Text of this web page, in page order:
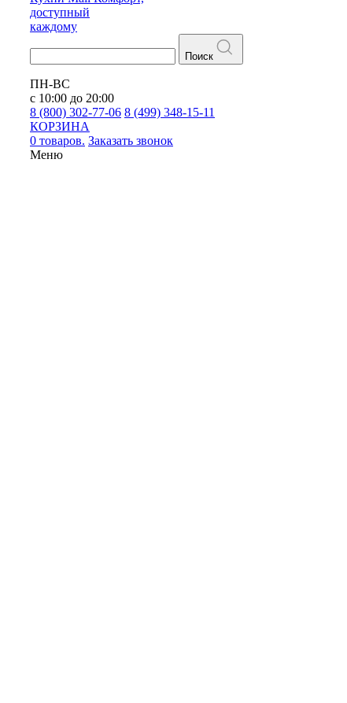
доступный
каждому
Поиск
ПН-ВС
с 10:00 до 20:00
8 (800) 302-77-06 8 (499) 348-15-11
КОРЗИНА
0 товаров. Заказать звонок
Меню